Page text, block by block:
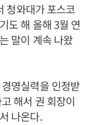
청와대가 포스코
도 해 올해 3월 연
말이 계속 나왔
영실력을 인정받
해서 권 회장이
나온다.